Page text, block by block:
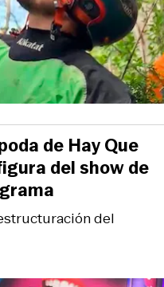
del
de Hay Que
del show de